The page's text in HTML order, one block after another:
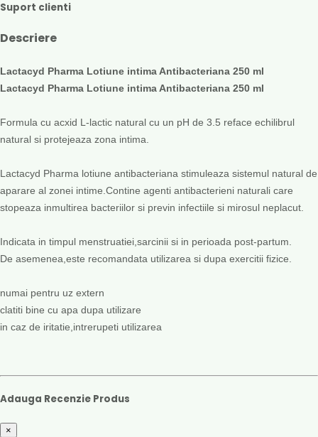
Suport clienti
Descriere
Lactacyd Pharma Lotiune intima Antibacteriana 250 ml
Lactacyd Pharma Lotiune intima Antibacteriana 250 ml
Formula cu acxid L-lactic natural cu un pH de 3.5 reface echilibrul
natural si protejeaza zona intima.
Lactacyd Pharma lotiune antibacteriana stimuleaza sistemul natural de
aparare al zonei intime.Contine agenti antibacterieni naturali care
stopeaza inmultirea bacteriilor si previn infectiile si mirosul neplacut.
Indicata in timpul menstruatiei,sarcinii si in perioada post-partum.
De asemenea,este recomandata utilizarea si dupa exercitii fizice.
numai pentru uz extern
clatiti bine cu apa dupa utilizare
in caz de iritatie,intrerupeti utilizarea
Adauga Recenzie Produs
×